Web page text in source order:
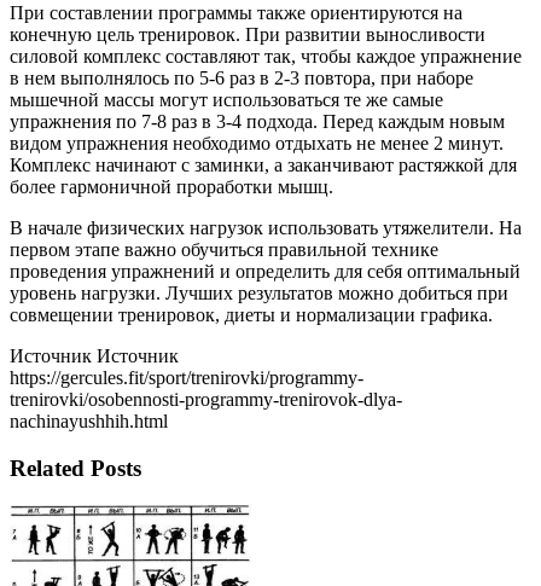
При составлении программы также ориентируются на
конечную цель тренировок. При развитии выносливости
силовой комплекс составляют так, чтобы каждое упражнение
в нем выполнялось по 5-6 раз в 2-3 повтора, при наборе
мышечной массы могут использоваться те же самые
упражнения по 7-8 раз в 3-4 подхода. Перед каждым новым
видом упражнения необходимо отдыхать не менее 2 минут.
Комплекс начинают с заминки, а заканчивают растяжкой для
более гармоничной проработки мышц.
В начале физических нагрузок использовать утяжелители. На
первом этапе важно обучиться правильной технике
проведения упражнений и определить для себя оптимальный
уровень нагрузки. Лучших результатов можно добиться при
совмещении тренировок, диеты и нормализации графика.
Источник Источник
https://gercules.fit/sport/trenirovki/programmy-
trenirovki/osobennosti-programmy-trenirovok-dlya-
nachinayushhih.html
Related Posts